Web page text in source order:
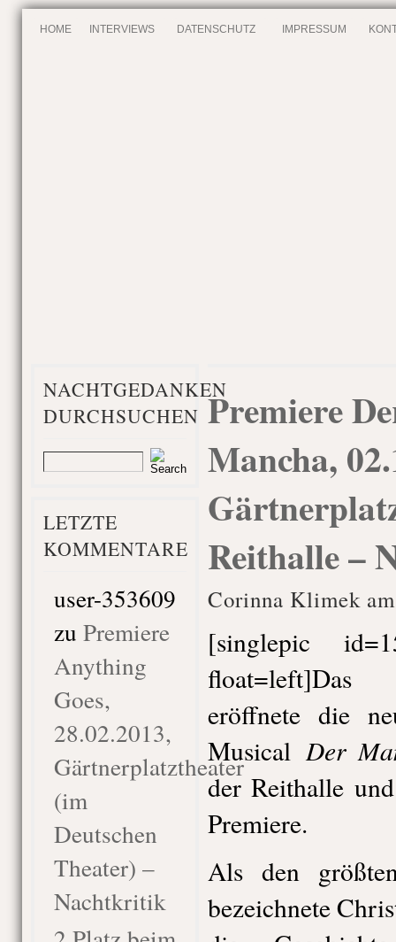
HOME INTERVIEWS DATENSCHUTZ IMPRESSUM
NACHTGEDANKEN
DURCHSUCHEN
LETZTE
KOMMENTARE
user-353609
zu Premiere
Anything
Goes,
28.02.2013,
Gärtnerplatztheater
(im
Deutschen
Theater) –
Nachtkritik
Premiere
Mancha,
Reithalle –
Corinna Klimek
[singlepic
float=left]Das
eröffnete die
MusicalDer
der Reithalle
Premiere.
Als den
bezeichnete